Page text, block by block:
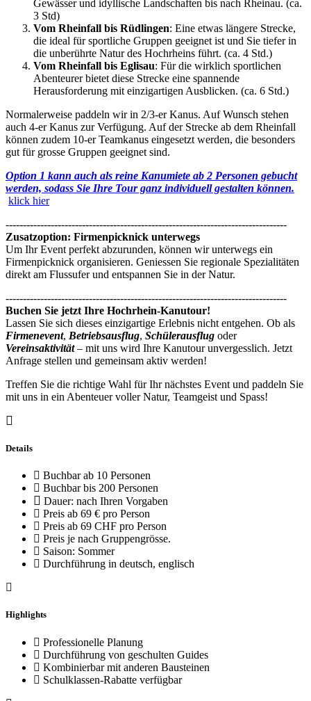
Gewässer und idyllische Landschaften bis nach Rheinau. (ca.
3 Std)
Vom Rheinfall bis Rüdlingen: Eine etwas längere Strecke,
die ideal für sportliche Gruppen geeignet ist und Sie tiefer in
die unberührte Natur des Hochrheins führt. (ca. 4 Std.)
Vom Rheinfall bis Eglisau: Für die wirklich sportlichen
Abenteurer bietet diese Strecke eine spannende
Herausforderung mit einzigartigen Ausblicken. (ca. 6 Std.)
Normalerweise paddeln wir in 2/3-er Kanus. Auf Wunsch stehen
auch 4-er Kanus zur Verfügung. Auf der Strecke ab dem Rheinfall
können zudem 10-er Teamkanus eingesetzt werden, die besonders
gut für grosse Gruppen geeignet sind.
Option 1 kann auch als reine Kanumiete ab 2 Personen gebucht
werden, sodass Sie Ihre Tour ganz individuell gestalten können.
klick hier
---------------------------------------------------------------------------------
Zusatzoption: Firmenpicknick unterwegs
Um Ihr Event perfekt abzurunden, können wir unterwegs ein
Firmenpicknick organisieren. Geniessen Sie regionale Spezialitäten
direkt am Flussufer und entspannen Sie in der Natur.
---------------------------------------------------------------------------------
Buchen Sie jetzt Ihre Hochrhein-Kanutour!
Lassen Sie sich dieses einzigartige Erlebnis nicht entgehen. Ob als
Firmenevent, Betriebsausflug, Schülerausflug oder
Vereinsaktivität – mit uns wird Ihre Kanutour unvergesslich. Jetzt
Anfrage stellen und gemeinsam aktiv werden!
Treffen Sie die richtige Wahl für Ihr nächstes Event und paddeln Sie
mit uns in ein Abenteuer voller Natur, Teamgeist und Spass!
Details
Buchbar ab 10 Personen
Buchbar bis 200 Personen
Dauer: nach Ihren Vorgaben
Preis ab 69 € pro Person
Preis ab 69 CHF pro Person
Preis je nach Gruppengrösse.
Saison: Sommer
Durchführung in deutsch, englisch
Highlights
Professionelle Planung
Durchführung von geschulten Guides
Kombinierbar mit anderen Bausteinen
Schulklassen-Rabatte verfügbar